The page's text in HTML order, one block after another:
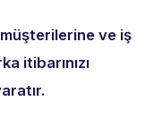
müşterilerine ve iş
itibarınızı